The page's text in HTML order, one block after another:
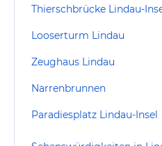
Thierschbrücke Lindau-
Looserturm Lindau
Zeughaus Lindau
Narrenbrunnen
Paradiesplatz Lindau-Insel